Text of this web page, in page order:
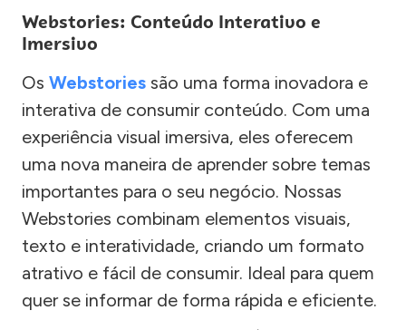
Webstories: Conteúdo Interativo e
Imersivo
Os Webstories são uma forma inovadora e
interativa de consumir conteúdo. Com uma
experiência visual imersiva, eles oferecem
uma nova maneira de aprender sobre temas
importantes para o seu negócio. Nossas
Webstories combinam elementos visuais,
texto e interatividade, criando um formato
atrativo e fácil de consumir. Ideal para quem
quer se informar de forma rápida e eficiente.